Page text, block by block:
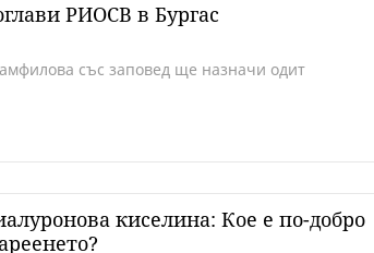
РИОСВ в Бургас
със заповед ще назначи одит
киселина: Кое е по-добро